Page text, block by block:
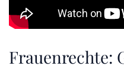
Frauenrechte: